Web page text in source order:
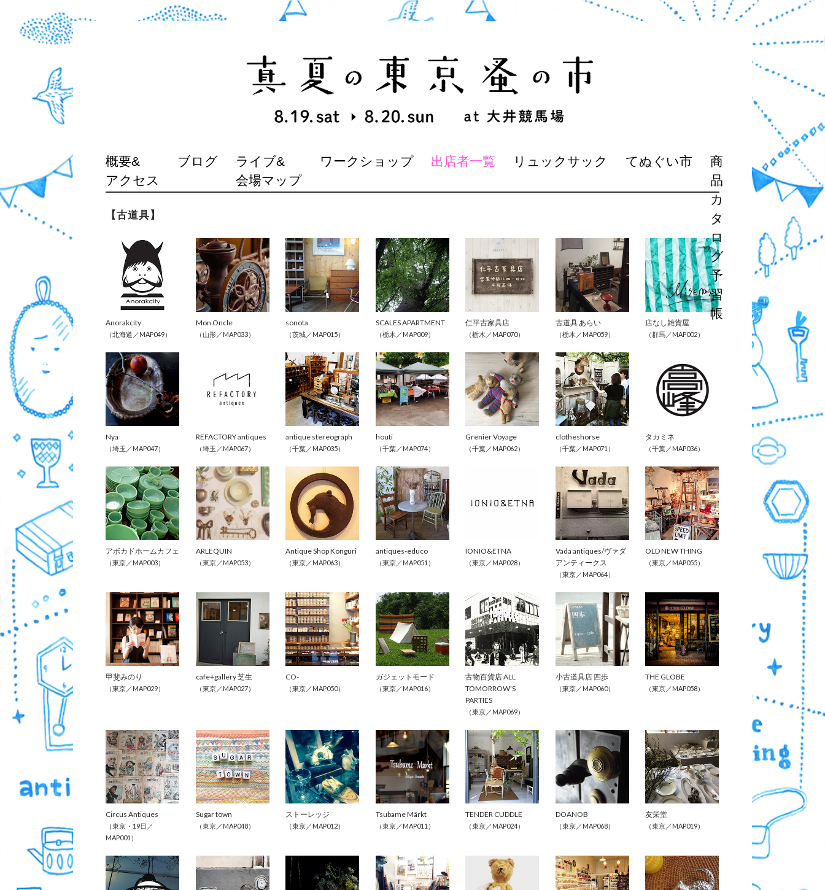
SKIP
TO
CONTENT
概要&
アクセス
ブログ
ライブ&
会場マップ
ワークショップ 出店者一覧 リュックサック てぬぐい市
商
品
カ
タ
ロ
グ
予
習
帳
【古道具】
Anorakcity
（北海道／MAP049）
Mon Oncle
（山形／MAP033）
sonota
（茨城／MAP015）
SCALES APARTMENT
（栃木／MAP009）
仁平古家具店
（栃木／MAP070）
古道具 あらい
（栃木／MAP059）
店なし雑貨屋
（群馬／MAP002）
Nya
（埼玉／MAP047）
REFACTORY antiques
（埼玉／MAP067）
antique stereograph
（千葉／MAP035）
houti
（千葉／MAP074）
Grenier Voyage
（千葉／MAP062）
clotheshorse
（千葉／MAP071）
タカミネ
（千葉／MAP036）
アボカドホームカフェ
（東京／MAP003）
ARLEQUIN
（東京／MAP053）
Antique Shop Konguri
（東京／MAP063）
antiques-educo
（東京／MAP051）
IONIO&ETNA
（東京／MAP028）
Vada antiques/ヴァダ
アンティークス
（東京／MAP064）
OLD NEW THING
（東京／MAP055）
甲斐みのり
（東京／MAP029）
cafe+gallery 芝生
（東京／MAP027）
CO-
（東京／MAP050）
ガジェットモード
（東京／MAP016）
古物百貨店 ALL
TOMORROW'S
PARTIES
（東京／MAP069）
小古道具店 四歩
（東京／MAP060）
THE GLOBE
（東京／MAP058）
Circus Antiques
（東京・19日／
MAP001）
Sugar town
（東京／MAP048）
ストーレッジ
（東京／MAP012）
Tsubame Märkt
（東京／MAP011）
TENDER CUDDLE
（東京／MAP024）
DOANOB
（東京／MAP068）
友栄堂
（東京／MAP019）